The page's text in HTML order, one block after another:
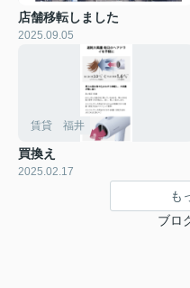
店舗移転しました
2025.09.05
賃貸 福井
買換え
2025.02.17
も
ブロ